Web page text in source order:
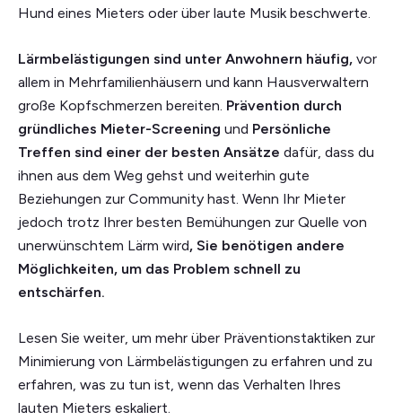
Hund eines Mieters oder über laute Musik beschwerte.
Lärmbelästigungen sind unter Anwohnern häufig, vor
allem in Mehrfamilienhäusern und kann Hausverwaltern
große Kopfschmerzen bereiten. Prävention durch
gründliches Mieter-Screening und Persönliche
Treffen sind einer der besten Ansätze dafür, dass du
ihnen aus dem Weg gehst und weiterhin gute
Beziehungen zur Community hast. Wenn Ihr Mieter
jedoch trotz Ihrer besten Bemühungen zur Quelle von
unerwünschtem Lärm wird, Sie benötigen andere
Möglichkeiten, um das Problem schnell zu
entschärfen.
Lesen Sie weiter, um mehr über Präventionstaktiken zur
Minimierung von Lärmbelästigungen zu erfahren und zu
erfahren, was zu tun ist, wenn das Verhalten Ihres
lauten Mieters eskaliert.